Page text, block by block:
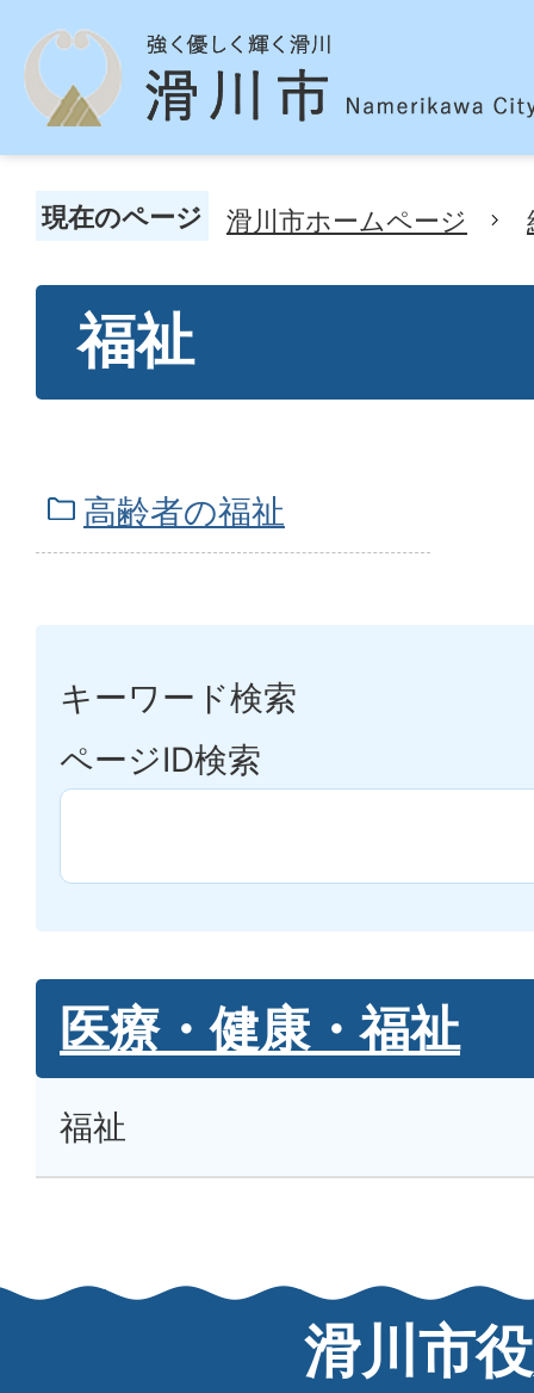
現在のページ 滑川市ホームページ
福祉
高齢者の福祉
キーワード検索
ページID検索
医療・健康・福祉
福祉
滑川市